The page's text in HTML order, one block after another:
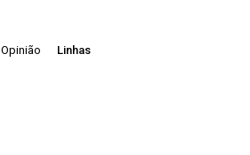
Opinião Linhas